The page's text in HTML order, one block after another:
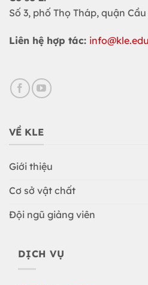
Số 3, phố Thọ Tháp, quận
Liên hệ hợp tác:
VỀ KLE
Giới thiệu
Cơ sở vật chất
Đội ngũ giảng viên
DỊCH VỤ